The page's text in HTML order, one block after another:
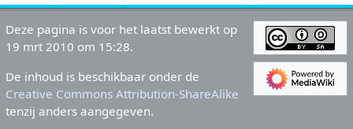
Deze pagina is voor het laatst bewerkt op
19 mrt 2010 om 15:28.
De inhoud is beschikbaar onder de
Creative Commons Attribution-ShareAlike
tenzij anders aangegeven.